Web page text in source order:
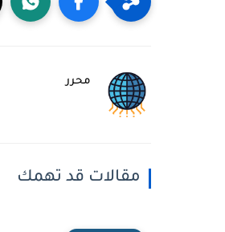
محرر
مقالات قد تهمك